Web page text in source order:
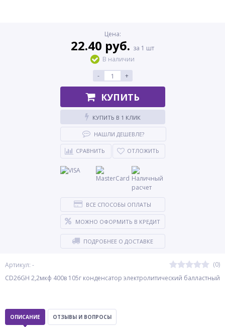
Артикул: -
(0)
CD26GH 2,2мкф 400в 105г конденсатор электролитический балластный
Цена:
22.40 руб. за 1 шт
В наличии
-
+
КУПИТЬ
КУПИТЬ В 1 КЛИК
НАШЛИ ДЕШЕВЛЕ?
СРАВНИТЬ ОТЛОЖИТЬ
ВСЕ СПОСОБЫ ОПЛАТЫ
МОЖНО ОФОРМИТЬ В КРЕДИТ
ПОДРОБНЕЕ О ДОСТАВКЕ
ОПИСАНИЕ ОТЗЫВЫ И ВОПРОСЫ